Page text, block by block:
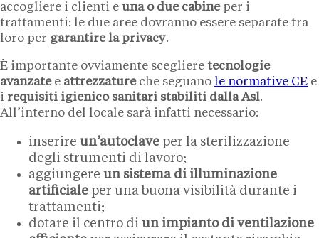
accogliere i clienti e una o due cabineper i
trattamenti: le due aree dovranno essere separate tra
loro per garantire la privacy.
È importante ovviamente scegliere tecnologie
avanzate e attrezzatureche seguano le normative CE e
i requisiti igienico sanitari stabiliti dalla Asl.
All’interno del locale sarà infatti necessario:
inserire un’autoclave per la sterilizzazione
degli strumenti di lavoro;
aggiungere un sistema di illuminazione
artificiale per una buona visibilità durante i
trattamenti;
dotare il centro di un impianto di ventilazione